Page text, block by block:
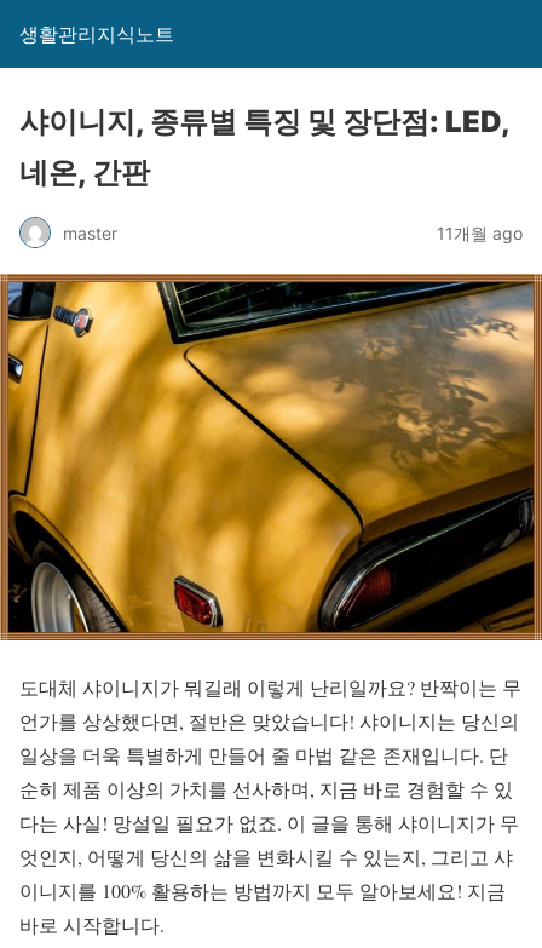
생활관리지식노트
샤이니지, 종류별 특징 및 장단점: LED,
네온, 간판
master 11개월 ago
도대체 샤이니지가 뭐길래 이렇게 난리일까요? 반짝이는 무
언가를 상상했다면, 절반은 맞았습니다! 샤이니지는 당신의
일상을 더욱 특별하게 만들어 줄 마법 같은 존재입니다. 단
순히 제품 이상의 가치를 선사하며, 지금 바로 경험할 수 있
다는 사실! 망설일 필요가 없죠. 이 글을 통해 샤이니지가 무
엇인지, 어떻게 당신의 삶을 변화시킬 수 있는지, 그리고 샤
이니지를 100% 활용하는 방법까지 모두 알아보세요! 지금
바로 시작합니다.